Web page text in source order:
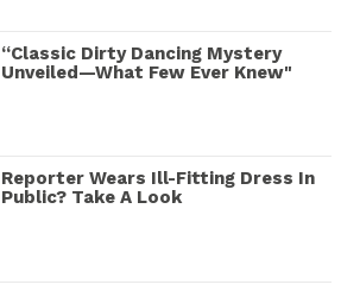
“Classic Dirty Dancing Mystery
Unveiled—What Few Ever Knew"
Reporter Wears Ill-Fitting Dress In
Public? Take A Look